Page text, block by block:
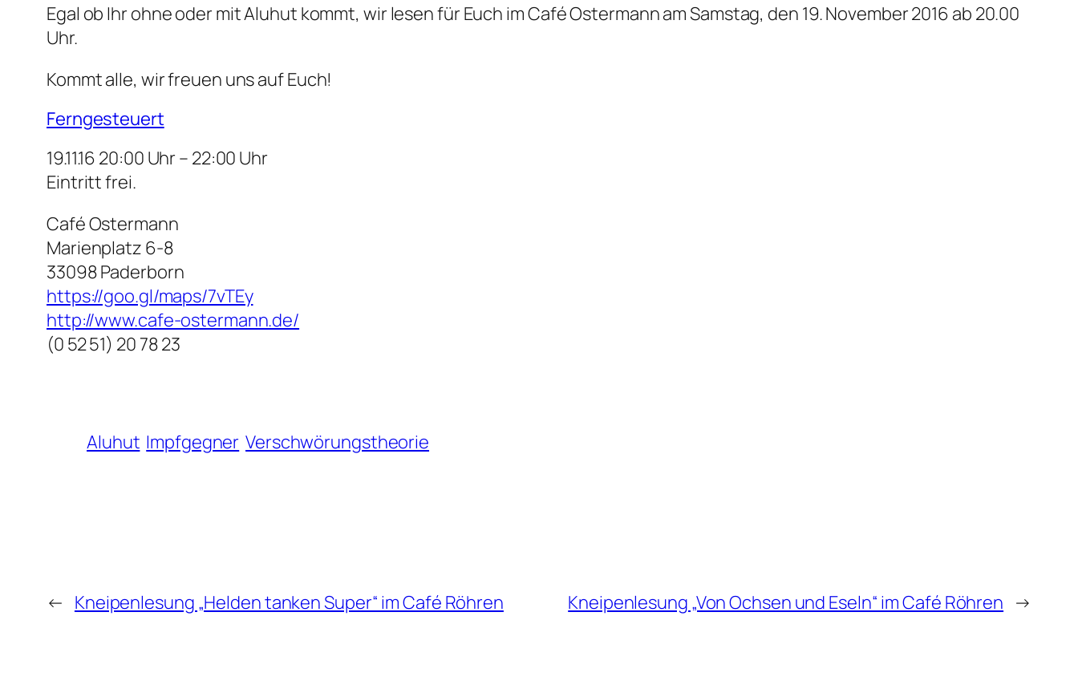
Egal ob Ihr ohne oder mit Aluhut kommt, wir lesen für Euch im Café Ostermann am Samstag, den 19. November 2016 ab 20.00
Uhr.
Kommt alle, wir freuen uns auf Euch!
Ferngesteuert
19.11.16 20:00 Uhr – 22:00 Uhr
Eintritt frei.
Café Ostermann
Marienplatz 6-8
33098 Paderborn
https://goo.gl/maps/7vTEy
http://www.cafe-ostermann.de/
(0 52 51) 20 78 23
Aluhut Impfgegner Verschwörungstheorie
← Kneipenlesung „Helden tanken Super“ im Café Röhren Kneipenlesung „Von Ochsen und Eseln“ im Café Röhren →